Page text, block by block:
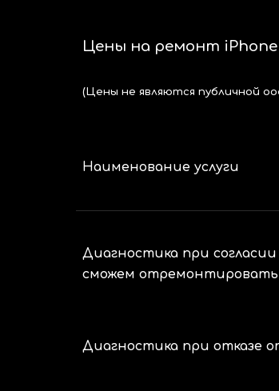
Цены на ремонт iPhone
(Цены не являются публичной
Наименование услуги
Диагностика при
сможем отремонтировать
Диагностика при отказе